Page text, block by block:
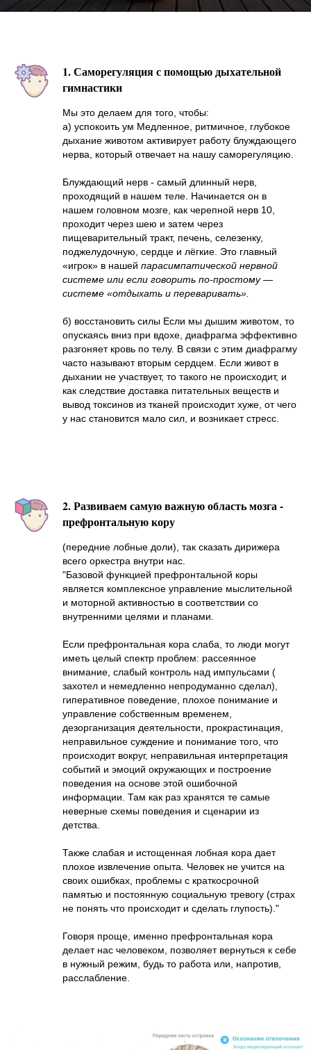
1. Саморегуляция с помощью дыхательной
гимнастики
Мы это делаем для того, чтобы:
а) успокоить ум Медленное, ритмичное, глубокое
дыхание животом активирует работу блуждающего
нерва, который отвечает на нашу саморегуляцию.
Блуждающий нерв - самый длинный нерв,
проходящий в нашем теле. Начинается он в
нашем головном мозге, как черепной нерв 10,
проходит через шею и затем через
пищеварительный тракт, печень, селезенку,
поджелудочную, сердце и лёгкие. Это главный
«игрок» в нашей парасимпатической нервной
системе или если говорить по-простому —
системе «отдыхать и переваривать».
б) восстановить силы Если мы дышим животом, то
опускаясь вниз при вдохе, диафрагма эффективно
разгоняет кровь по телу. В связи с этим диафрагму
часто называют вторым сердцем. Если живот в
дыхании не участвует, то такого не происходит, и
как следствие доставка питательных веществ и
вывод токсинов из тканей происходит хуже, от чего
у нас становится мало сил, и возникает стресс.
2. Развиваем самую важную область мозга -
префронтальную кору
(передние лобные доли), так сказать дирижера
всего оркестра внутри нас.
"Базовой функцией префронтальной коры
является комплексное управление мыслительной
и моторной активностью в соответствии со
внутренними целями и планами.
Если префронтальная кора слаба, то люди могут
иметь целый спектр проблем: рассеянное
внимание, слабый контроль над импульсами (
захотел и немедленно непродуманно сделал),
гиперативное поведение, плохое понимание и
управление собственным временем,
дезорганизация деятельности, прокрастинация,
неправильное суждение и понимание того, что
происходит вокруг, неправильная интерпретация
событий и эмоций окружающих и построение
поведения на основе этой ошибочной
информации. Там как раз хранятся те самые
неверные схемы поведения и сценарии из
детства.
Также слабая и истощенная лобная кора дает
плохое извлечение опыта. Человек не учится на
своих ошибках, проблемы с краткосрочной
памятью и постоянную социальную тревогу (страх
не понять что происходит и сделать глупость)."
Говоря проще, именно префронтальная кора
делает нас человеком, позволяет вернуться к себе
в нужный режим, будь то работа или, напротив,
расслабление.